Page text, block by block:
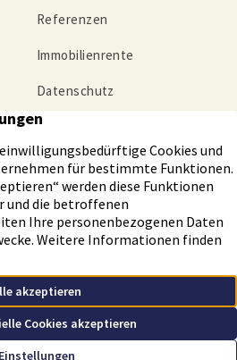
Referenzen
Immobilienrente
Datenschutz
Immobilien GmbH – Ihr